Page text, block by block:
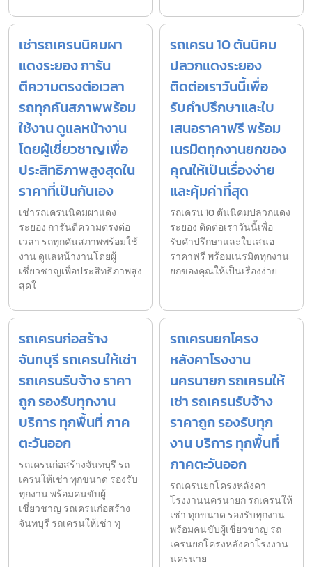
เช่ารถเครนนิคมผา
แดงระยอง การัน
ตีความตรงต่อเวลา
รถทุกคันสภาพพร้อม
ใช้งาน ดูแลหน้างาน
โดยผู้เชี่ยวชาญเพื่อ
ประสิทธิภาพสูงสุดใน
ราคาที่เป็นกันเอง
เช่ารถเครนนิคมผาแดง
ระยอง การันตีความตรงต่อ
เวลา รถทุกคันสภาพพร้อมใช้
งาน ดูแลหน้างานโดยผู้
เชี่ยวชาญเพื่อประสิทธิภาพสูง
สุดใ
รถเครน 10 ตันนิคม
ปลวกแดงระยอง
ติดต่อเราวันนี้เพื่อ
รับคำปรึกษาและใบ
เสนอราคาฟรี พร้อม
เนรมิตทุกงานยกของ
คุณให้เป็นเรื่องง่าย
และคุ้มค่าที่สุด
รถเครน 10 ตันนิคมปลวกแดง
ระยอง ติดต่อเราวันนี้เพื่อ
รับคำปรึกษาและใบเสนอ
ราคาฟรี พร้อมเนรมิตทุกงาน
ยกของคุณให้เป็นเรื่องง่าย
รถเครนก่อสร้าง
จันทบุรี รถเครนให้เช่า
รถเครนรับจ้าง ราคา
ถูก รองรับทุกงาน
บริการ ทุกพื้นที่ ภาค
ตะวันออก
รถเครนก่อสร้างจันทบุรี รถ
เครนให้เช่า ทุกขนาด รองรับ
ทุกงาน พร้อมคนขับผู้
เชี่ยวชาญ รถเครนก่อสร้าง
จันทบุรี รถเครนให้เช่า ทุ
รถเครนยกโครง
หลังคาโรงงาน
นครนายก รถเครนให้
เช่า รถเครนรับจ้าง
ราคาถูก รองรับทุก
งาน บริการ ทุกพื้นที่
ภาคตะวันออก
รถเครนยกโครงหลังคา
โรงงานนครนายก รถเครนให้
เช่า ทุกขนาด รองรับทุกงาน
พร้อมคนขับผู้เชี่ยวชาญ รถ
เครนยกโครงหลังคาโรงงาน
นครนาย